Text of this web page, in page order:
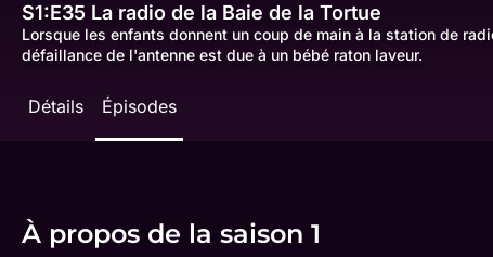
S1:E35 La radio de la Baie de la Tortue
Lorsque les enfants donnent un coup de main à la station de
défaillance de l'antenne est due à un bébé raton laveur.
Détails Épisodes
À propos de la saison 1